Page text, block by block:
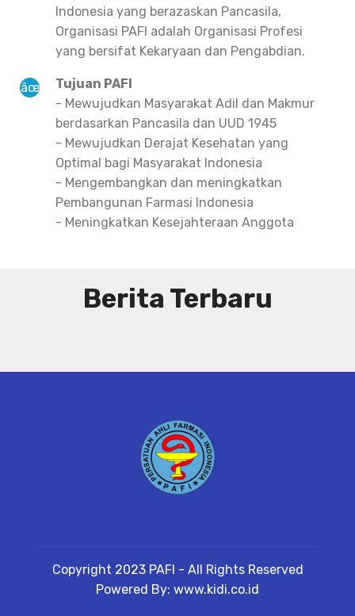
Indonesia yang berazaskan Pancasila,
Organisasi PAFI adalah Organisasi Profesi
yang bersifat Kekaryaan dan Pengabdian.
Tujuan PAFI
- Mewujudkan Masyarakat Adil dan Makmur
berdasarkan Pancasila dan UUD 1945
- Mewujudkan Derajat Kesehatan yang
Optimal bagi Masyarakat Indonesia
- Mengembangkan dan meningkatkan
Pembangunan Farmasi Indonesia
- Meningkatkan Kesejahteraan Anggota
Berita Terbaru
Copyright 2023 PAFI - All Rights Reserved
Powered By: www.kidi.co.id